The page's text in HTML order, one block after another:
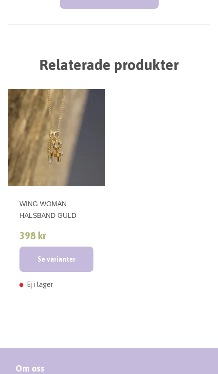
Relaterade produkter
WING WOMAN
HALSBAND GULD
398 kr
Se varianter
Ej i lager
Om oss